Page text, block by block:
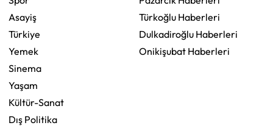
Asayiş
Türkiye
Yemek
Sinema
Yaşam
Kültür-Sanat
Dış Politika
Türkoğlu Haberleri
Dulkadiroğlu Haberleri
Onikişubat Haberleri